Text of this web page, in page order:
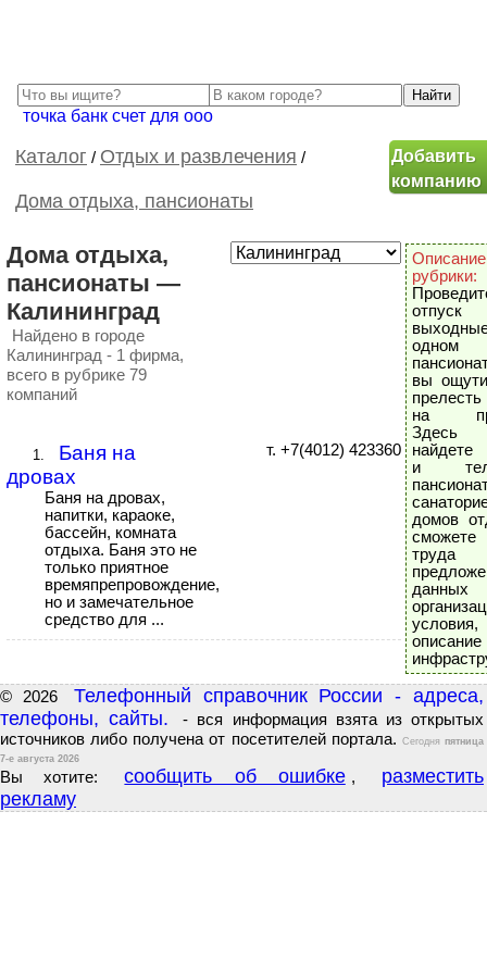
точка банк счет для ооо
Каталог / Отдых и развлечения /
Дома отдыха, пансионаты
Добавить
компанию
Дома отдыха,
пансионаты —
Калининград
Найдено в городе
Калининград - 1 фирма,
всего в рубрике 79
компаний
1.
Баня на
дровах
Баня на дровах,
напитки, караоке,
бассейн, комната
отдыха. Баня это не
только приятное
времяпрепровождение,
но и замечательное
средство для ...
т. +7(4012) 423360
Описание
рубрики:
вы
на
найдете
и
домов
труда
данных
описание
© 2026
Телефонный справочник России - адреса,
телефоны, сайты.
- вся информация взята из открытых
источников либо получена от посетителей портала. Сегодняпятница
7-е августа 2026
Вы хотите: сообщить об ошибке ,
разместить
рекламу